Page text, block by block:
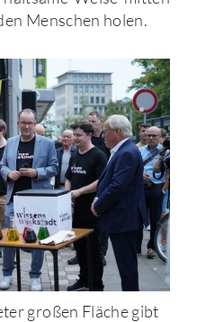
Menschen holen.
großen Fläche gibt